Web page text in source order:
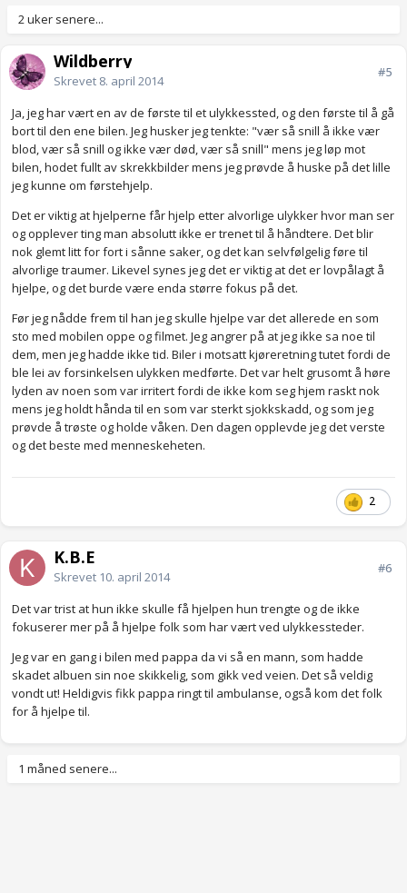
2 uker senere...
Wildberry
Skrevet 8. april 2014
#5
Ja, jeg har vært en av de første til et ulykkessted, og den første til å gå
bort til den ene bilen. Jeg husker jeg tenkte: "vær så snill å ikke vær
blod, vær så snill og ikke vær død, vær så snill" mens jeg løp mot
bilen, hodet fullt av skrekkbilder mens jeg prøvde å huske på det lille
jeg kunne om førstehjelp.
Det er viktig at hjelperne får hjelp etter alvorlige ulykker hvor man ser
og opplever ting man absolutt ikke er trenet til å håndtere. Det blir
nok glemt litt for fort i sånne saker, og det kan selvfølgelig føre til
alvorlige traumer. Likevel synes jeg det er viktig at det er lovpålagt å
hjelpe, og det burde være enda større fokus på det.
Før jeg nådde frem til han jeg skulle hjelpe var det allerede en som
sto med mobilen oppe og filmet. Jeg angrer på at jeg ikke sa noe til
dem, men jeg hadde ikke tid. Biler i motsatt kjøreretning tutet fordi de
ble lei av forsinkelsen ulykken medførte. Det var helt grusomt å høre
lyden av noen som var irritert fordi de ikke kom seg hjem raskt nok
mens jeg holdt hånda til en som var sterkt sjokkskadd, og som jeg
prøvde å trøste og holde våken. Den dagen opplevde jeg det verste
og det beste med menneskeheten.
2
K.B.E
Skrevet 10. april 2014
#6
Det var trist at hun ikke skulle få hjelpen hun trengte og de ikke
fokuserer mer på å hjelpe folk som har vært ved ulykkessteder.
Jeg var en gang i bilen med pappa da vi så en mann, som hadde
skadet albuen sin noe skikkelig, som gikk ved veien. Det så veldig
vondt ut! Heldigvis fikk pappa ringt til ambulanse, også kom det folk
for å hjelpe til.
1 måned senere...